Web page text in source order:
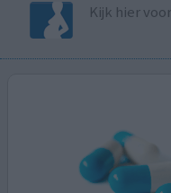
Kijk hier